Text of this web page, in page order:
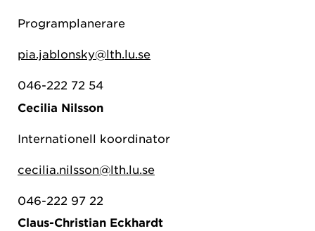
Programplanerare
pia.jablonsky@lth.lu.se
046-222 72 54
Cecilia Nilsson
Internationell koordinator
cecilia.nilsson@lth.lu.se
046-222 97 22
Claus-Christian Eckhardt